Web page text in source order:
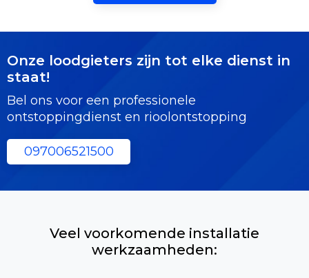
Onze loodgieters zijn tot elke dienst in
staat!
Bel ons voor een professionele
ontstoppingdienst en rioolontstopping
097006521500
Veel voorkomende installatie
werkzaamheden: